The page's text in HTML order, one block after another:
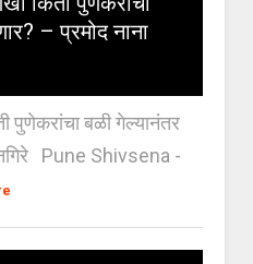
– प्रमोद नाना
बळी गेल्यानंतर
Pune Shivsena -